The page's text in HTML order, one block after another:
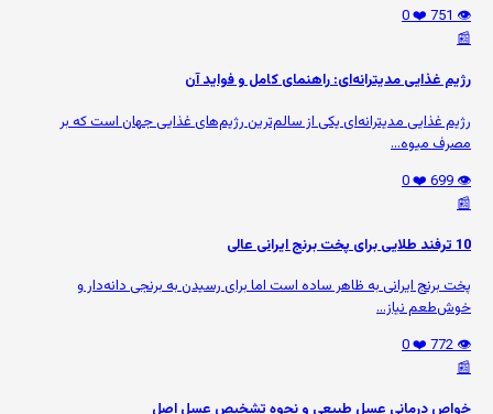
👁️ 751
❤️ 0
📰
رژیم غذایی مدیترانه‌ای: راهنمای کامل و فواید آن
رژیم غذایی مدیترانه‌ای یکی از سالم‌ترین رژیم‌های غذایی جهان است که بر
مصرف میوه‌...
👁️ 699
❤️ 0
📰
10 ترفند طلایی برای پخت برنج ایرانی عالی
پخت برنج ایرانی به ظاهر ساده است اما برای رسیدن به برنجی دانه‌دار و
خوش‌طعم نیاز...
👁️ 772
❤️ 0
📰